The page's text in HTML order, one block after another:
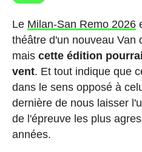
Le Milan-San Remo 2026
théâtre d'un nouveau Van
mais cette édition
vent. Et tout indique que
dans le sens opposé à
dernière de nous laisser
de l'épreuve les plus
années.